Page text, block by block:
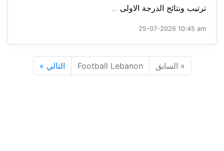
ترتيب ونتائج الدرجة الاولى ...
25-07-2026 10:45 am
« السابق Football Lebanon التالي »